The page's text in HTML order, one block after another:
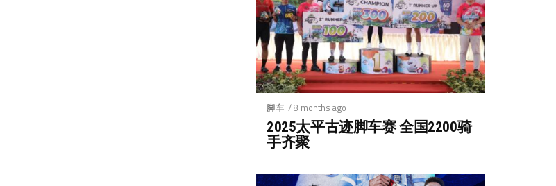
脚车 / 8 months ago
2025太平古迹脚车赛 全国2200骑
手齐聚